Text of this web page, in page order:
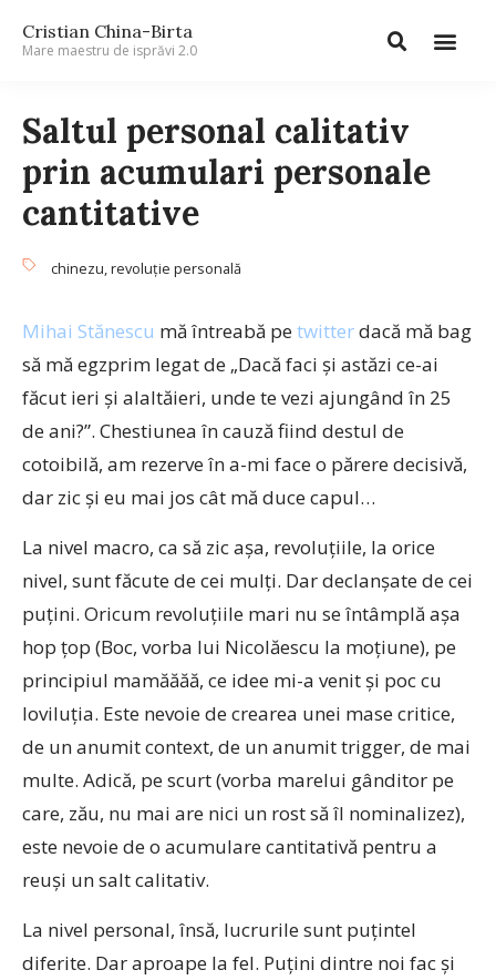
Cristian China-Birta
Mare maestru de isprăvi 2.0
Saltul personal calitativ
prin acumulari personale
cantitative
chinezu,revoluţie personală
Mihai Stănescu mă întreabă pe twitterdacă mă bag
să mă egzprim legat de „Dacă faci şi astăzi ce-ai
făcut ieri şi alaltăieri, unde te vezi ajungând în 25
de ani?”. Chestiunea în cauză fiind destul de
cotoibilă, am rezerve în a-mi face o părere decisivă,
dar zic şi eu mai jos cât mă duce capul…
La nivel macro, ca să zic aşa, revoluţiile, la orice
nivel, sunt făcute de cei mulţi. Dar declanşate de cei
puţini. Oricum revoluţiile mari nu se întâmplă aşa
hop ţop (Boc, vorba lui Nicolăescu la moţiune), pe
principiul mamăăăă, ce idee mi-a venit şi poc cu
loviluţia. Este nevoie de crearea unei mase critice,
de un anumit context, de un anumit trigger, de mai
multe. Adică, pe scurt (vorba marelui gânditor pe
care, zău, nu mai are nici un rost să îl nominalizez),
este nevoie de o acumulare cantitativă pentru a
reuşi un salt calitativ.
La nivel personal, însă, lucrurile sunt puţintel
diferite. Dar aproape la fel. Puţini dintre noi fac şi